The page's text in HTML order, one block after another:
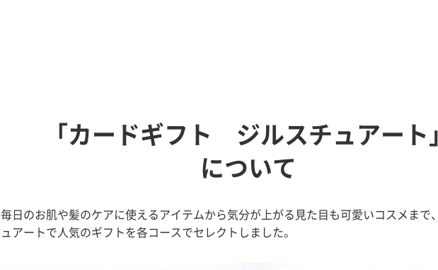
「カードギフト ジルスチュアート
について
毎日のお肌や髪のケアに使えるアイテムから気分が上がる見た目も可愛いコスメまで
ュアートで人気のギフトを各コースでセレクトしました。